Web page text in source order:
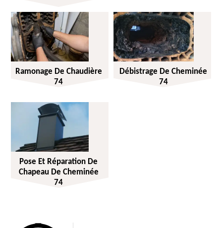
Ramonage De Chaudière
74
Débistrage De Cheminée
74
Pose Et Réparation De
Chapeau De Cheminée
74